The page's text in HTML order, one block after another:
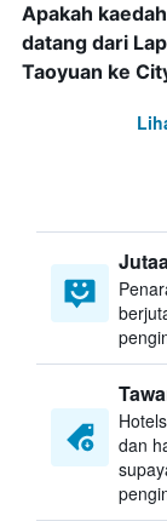
Apakah
datang dari
Taoyuan ke
dan